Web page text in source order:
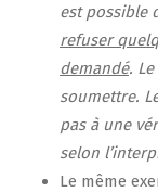
est possible
refuser
demandé.
soumettre.
pas à une
selon
Le même